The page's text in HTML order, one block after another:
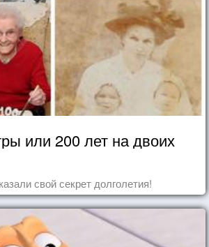
или 200 лет на двоих
свой секрет долголетия!